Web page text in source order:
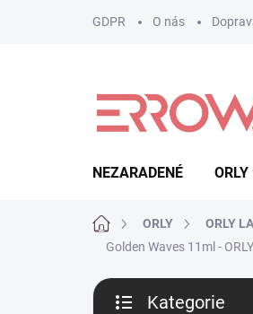
GDPR O nás
NEZARADENÉ ORLY
Domů ORLY ORLY
Golden Waves 11ml -
P
Kategorie